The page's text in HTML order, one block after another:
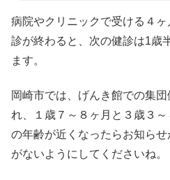
病院やクリニックで受ける４
診が終わると、次の健診は1歳
ます。
岡崎市では、げんき館での集
れ、１歳７～８ヶ月と３歳３
の年齢が近くなったらお知ら
がないようにしてくださいね。